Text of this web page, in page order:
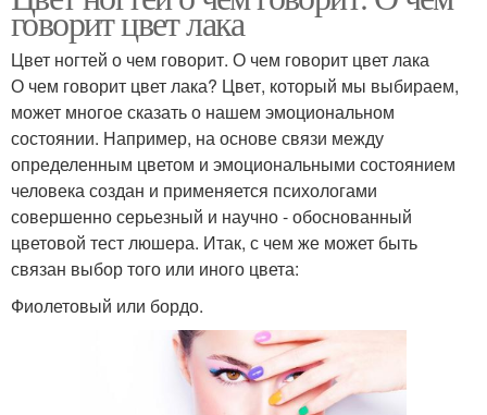
говорит цвет лака
Цвет ногтей о чем говорит. О чем говорит цвет лака
О чем говорит цвет лака? Цвет, который мы выбираем,
может многое сказать о нашем эмоциональном
состоянии. Например, на основе связи между
определенным цветом и эмоциональными состоянием
человека создан и применяется психологами
совершенно серьезный и научно - обоснованный
цветовой тест люшера. Итак, с чем же может быть
связан выбор того или иного цвета:
Фиолетовый или бордо.